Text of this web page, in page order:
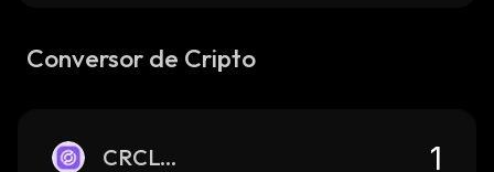
Conversor de Cripto
CRCLON